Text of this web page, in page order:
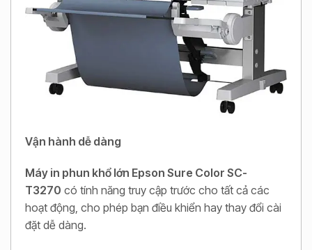
Vận hành dễ dàng
Máy in phun khổ lớn Epson Sure Color SC-
T3270 có tính năng truy cập trước cho tất cả các
hoạt động, cho phép bạn điều khiển hay thay đổi cài
đặt dễ dàng.